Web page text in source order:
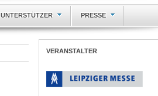
UNTERSTÜTZER PRESSE
VERANSTALTER